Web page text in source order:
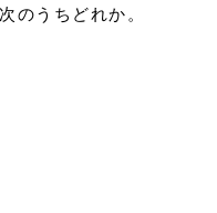
のうちどれか。